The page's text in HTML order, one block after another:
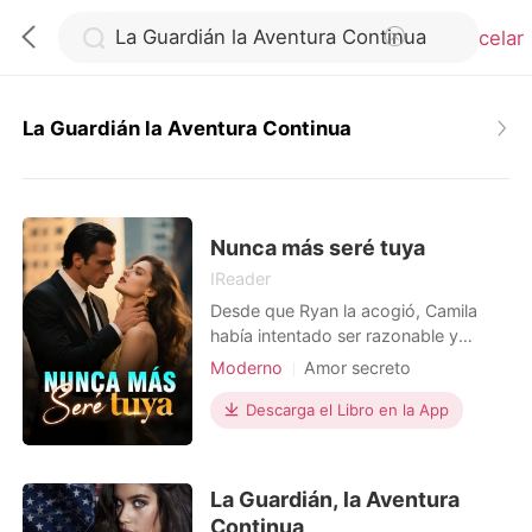
Cancelar
Recargar
Historia
Salir
La Guardián la Aventura Continua
Nunca más seré tuya
IReader
Desde que Ryan la acogió, Camila
había intentado ser razonable y
agradable, adaptándose a sus
pero ella nunca lo vio como pariente;
estaba segura de que terminarían
sentimientos de nuevo, la mujer que
Moderno
Amor secreto
Indiferente
Brecha de edad
Descarga el Libro en la App
La Guardián, la Aventura
Continua